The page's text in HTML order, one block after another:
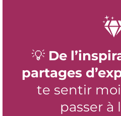
💡 De
partages
te sentir
passer à